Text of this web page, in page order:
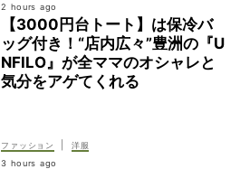
2 hours ago
【3000円台トート】は保冷バ
ッグ付き！“店内広々”豊洲の『U
NFILO』が全ママのオシャレと
気分をアゲてくれる
ファッション
洋服
3 hours ago